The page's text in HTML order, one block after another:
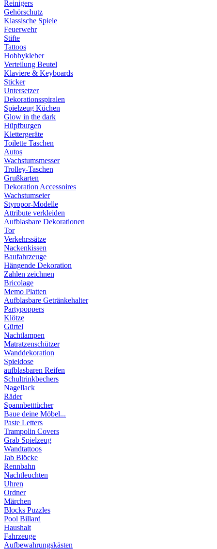
Reinigers
Gehörschutz
Klassische Spiele
Feuerwehr
Stifte
Tattoos
Hobbykleber
Verteilung Beutel
Klaviere & Keyboards
Sticker
Untersetzer
Dekorationsspiralen
Spielzeug Küchen
Glow in the dark
Hüpfburgen
Klettergeräte
Toilette Taschen
Autos
Wachstumsmesser
Trolley-Taschen
Grußkarten
Dekoration Accessoires
Wachstumseier
Styropor-Modelle
Attribute verkleiden
Aufblasbare Dekorationen
Tor
Verkehrssätze
Nackenkissen
Baufahrzeuge
Hängende Dekoration
Zahlen zeichnen
Bricolage
Memo Platten
Aufblasbare Getränkehalter
Partypoppers
Klötze
Gürtel
Nachtlampen
Matratzenschützer
Wanddekoration
Spieldose
aufblasbaren Reifen
Schultrinkbechers
Nagellack
Räder
Spannbetttücher
Baue deine Möbel...
Paste Letters
Trampolin Covers
Grab Spielzeug
Wandtattoos
Jab Blöcke
Rennbahn
Nachtleuchten
Uhren
Ordner
Märchen
Blocks Puzzles
Pool Billard
Haushalt
Fahrzeuge
Aufbewahrungskästen